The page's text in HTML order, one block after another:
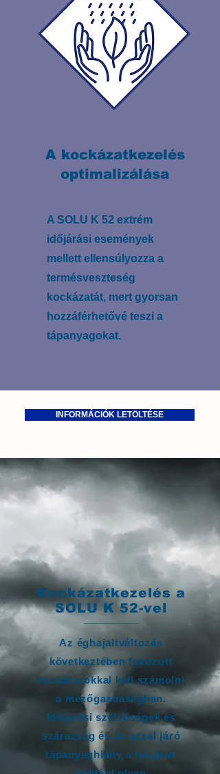
A kockázatkezelés
optimalizálása
A SOLU K 52 extrém
időjárási események
mellett ellensúlyozza a
termésveszteség
kockázatát, mert gyorsan
hozzáférhetővé teszi a
tápanyagokat.
INFORMÁCIÓK LETÖLTÉSE
Kockázatkezelés a
SOLU K 52-vel
Az éghajaltváltozás
következtében fokozott
kockázatokkal kell számolni
a mezőgazdaságban.
Időjárási szélsőségek és
szárazság és az azzal járó
tápanyaghiány a talajban